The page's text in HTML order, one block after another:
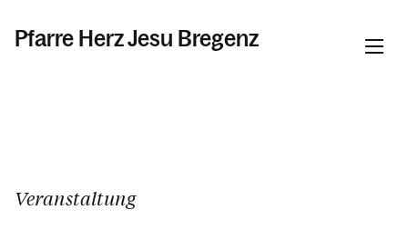
Pfarre Herz Jesu Bregenz
Kalender
Veranstaltung